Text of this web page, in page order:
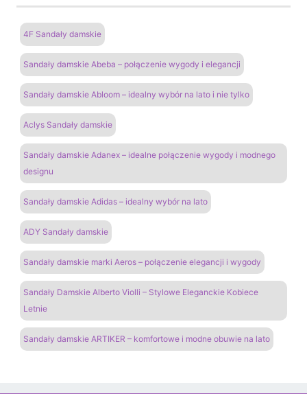
4F Sandały damskie
Sandały damskie Abeba – połączenie wygody i elegancji
Sandały damskie Abloom – idealny wybór na lato i nie tylko
Aclys Sandały damskie
Sandały damskie Adanex – idealne połączenie wygody i modnego
designu
Sandały damskie Adidas – idealny wybór na lato
ADY Sandały damskie
Sandały damskie marki Aeros – połączenie elegancji i wygody
Sandały Damskie Alberto Violli – Stylowe Eleganckie Kobiece
Letnie
Sandały damskie ARTIKER – komfortowe i modne obuwie na lato